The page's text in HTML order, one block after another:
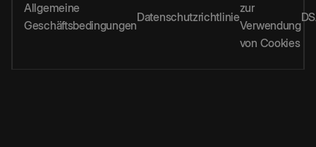
Allgemeine
Geschäftsbedingungen
Datenschutzrichtlinie
zur
Verwendung
von Cookies